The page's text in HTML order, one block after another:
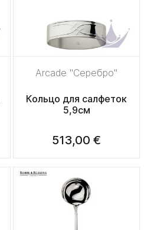
Arcade "Серебро"
Кольцо для салфеток
5,9см
513,00 €